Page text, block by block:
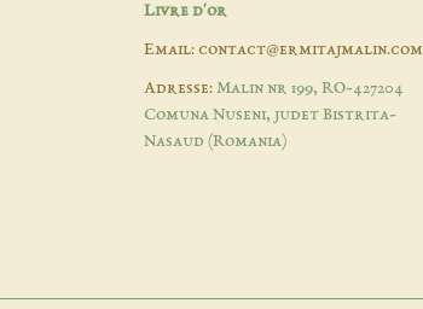
Livre d'or
Email: contact@ermitajmalin.com
Adresse: Malin nr 199, RO-427204
Comuna Nuseni, judet Bistrita-
Nasaud (Romania)